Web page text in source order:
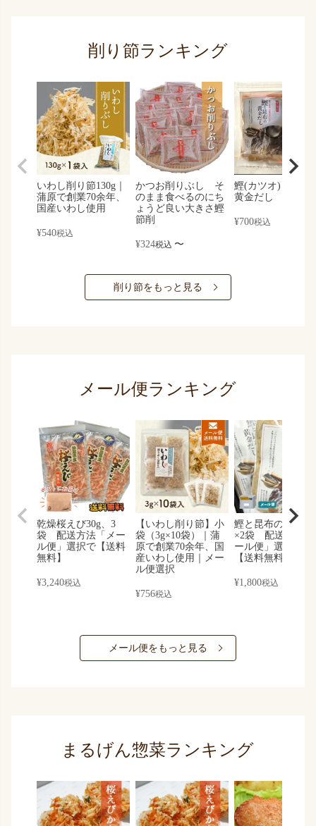
削り節ランキング
いわし削り節130g｜
蒲原で創業70余年、
国産いわし使用
¥540税込
かつお削りぶし そ
のまま食べるのにち
ょうど良い大きさ鰹
節削
¥324税込 〜
鰹(カツオ)と昆布
黄金だし
¥700税込
削り節をもっと見る
メール便ランキング
乾燥桜えび30g、3
袋 配送方法「メー
ル便」選択で【送料
無料】
¥3,240税込
【いわし削り節】小
袋（3g×10袋）｜蒲
原で創業70余年、国
産いわし使用｜メー
ル便選択
¥756税込
鰹と昆布の黄金だ
×2袋 配送方法「
ール便」選択する
【送料無料】
¥1,800税込
メール便をもっと見る
まるげん惣菜ランキング